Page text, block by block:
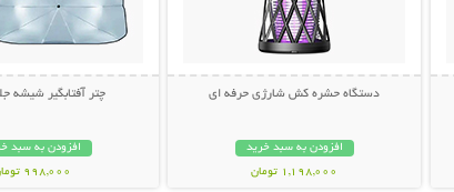
دستگاه حشره کش شارژی حرفه ای
افزودن به سبد خرید
1,198,000 تومان
چتر آفتابگیر شیشه
افزودن به سبد
998,000 تومان